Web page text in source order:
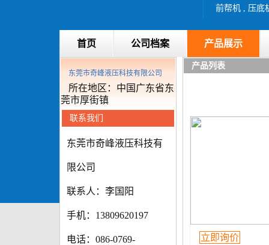
前帮机 , 压底
首页 公司档案 产品展示
东莞市奇峰液压科技有限公司
所在地区：中国广东省东
莞市厚街镇
联系我们
东莞市奇峰液压科技有
限公司
联系人：李国阳
手机：13809620197
电话：086-0769-
产品列表
立即询价